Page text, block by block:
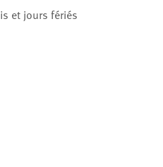
et jours fériés